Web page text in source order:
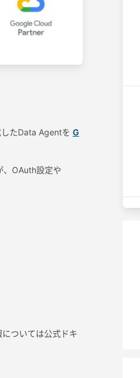
たData Agentを G
、OAuth設定や
ついては公式ドキ